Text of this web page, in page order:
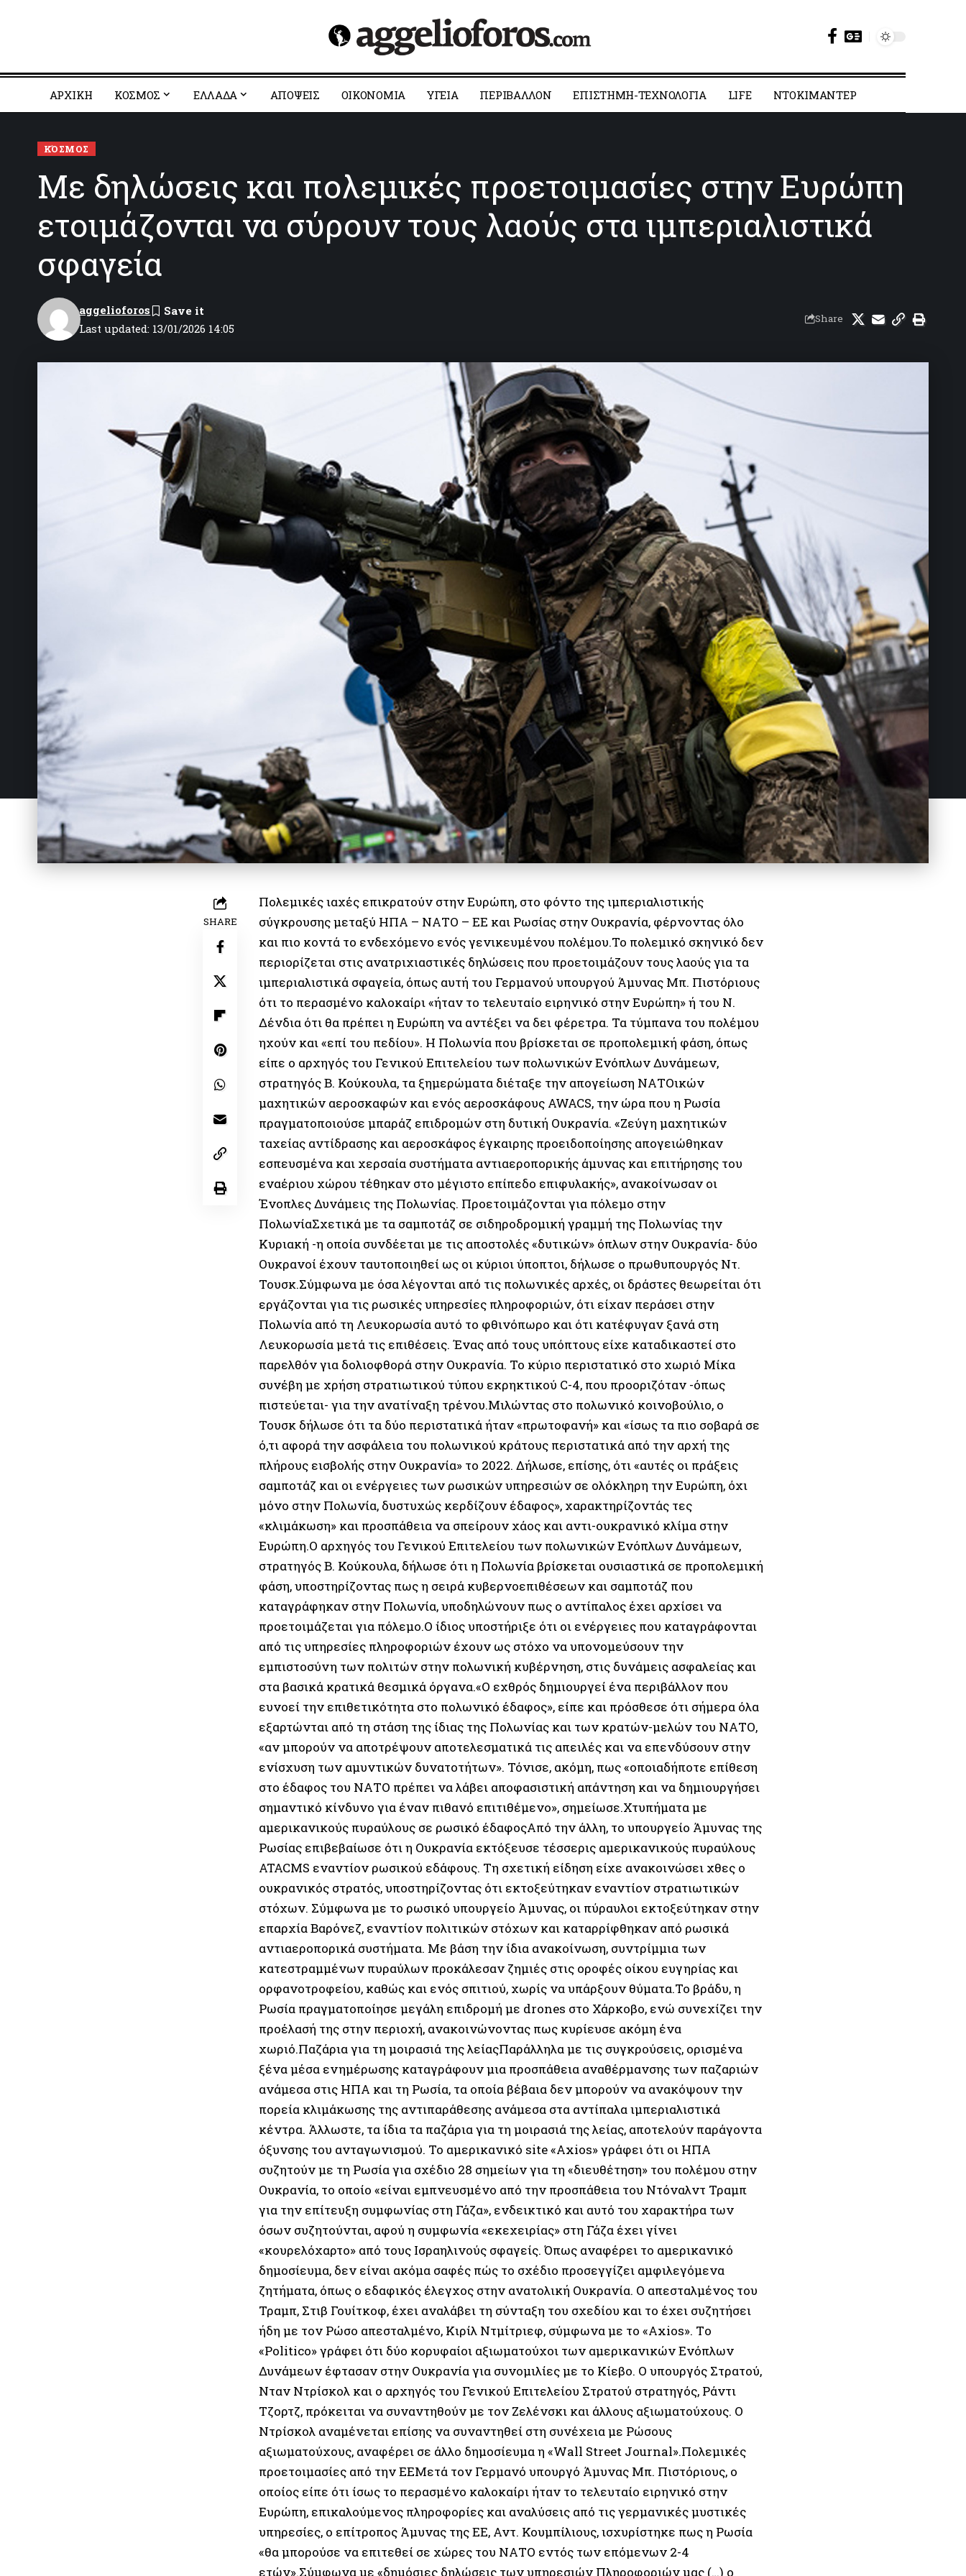
ΑΡΧΙΚΗ ΚΟΣΜΟΣ EΛΛΑΔΑ ΑΠΟΨΕΙΣ ΟΙΚΟΝΟΜΙΑ YΓΕΙΑ ΠΕΡΙΒΑΛΛΟΝ ΕΠΙΣΤΗΜΗ-ΤΕΧΝΟΛΟΓΙΑ LIFE ΝΤΟΚΙΜΑΝΤΕΡ
ΚΌΣΜΟΣ
Με δηλώσεις και πολεμικές προετοιμασίες στην Ευρώπη
ετοιμάζονται να σύρουν τους λαούς στα ιμπεριαλιστικά
σφαγεία
Last updated: 13/01/2026 14:05
aggelioforos
Share
SHARE
Πολεμικές ιαχές επικρατούν στην Ευρώπη, στο φόντο της ιμπεριαλιστικής
σύγκρουσης μεταξύ ΗΠΑ – ΝΑΤΟ – ΕΕ και Ρωσίας στην Ουκρανία, φέρνοντας όλο
και πιο κοντά το ενδεχόμενο ενός γενικευμένου πολέμου.Το πολεμικό σκηνικό δεν
περιορίζεται στις ανατριχιαστικές δηλώσεις που προετοιμάζουν τους λαούς για τα
ιμπεριαλιστικά σφαγεία, όπως αυτή του Γερμανού υπουργού Άμυνας Μπ. Πιστόριους
ότι το περασμένο καλοκαίρι «ήταν το τελευταίο ειρηνικό στην Ευρώπη» ή του Ν.
Δένδια ότι θα πρέπει η Ευρώπη να αντέξει να δει φέρετρα. Τα τύμπανα του πολέμου
ηχούν και «επί του πεδίου». Η Πολωνία που βρίσκεται σε προπολεμική φάση, όπως
είπε ο αρχηγός του Γενικού Επιτελείου των πολωνικών Ενόπλων Δυνάμεων,
στρατηγός Β. Κούκουλα, τα ξημερώματα διέταξε την απογείωση ΝΑΤΟικών
μαχητικών αεροσκαφών και ενός αεροσκάφους AWACS, την ώρα που η Ρωσία
πραγματοποιούσε μπαράζ επιδρομών στη δυτική Ουκρανία. «Ζεύγη μαχητικών
ταχείας αντίδρασης και αεροσκάφος έγκαιρης προειδοποίησης απογειώθηκαν
εσπευσμένα και χερσαία συστήματα αντιαεροπορικής άμυνας και επιτήρησης του
εναέριου χώρου τέθηκαν στο μέγιστο επίπεδο επιφυλακής», ανακοίνωσαν οι
Ένοπλες Δυνάμεις της Πολωνίας. Προετοιμάζονται για πόλεμο στην
ΠολωνίαΣχετικά με τα σαμποτάζ σε σιδηροδρομική γραμμή της Πολωνίας την
Κυριακή -η οποία συνδέεται με τις αποστολές «δυτικών» όπλων στην Ουκρανία- δύο
Ουκρανοί έχουν ταυτοποιηθεί ως οι κύριοι ύποπτοι, δήλωσε ο πρωθυπουργός Ντ.
Τουσκ.Σύμφωνα με όσα λέγονται από τις πολωνικές αρχές, οι δράστες θεωρείται ότι
εργάζονται για τις ρωσικές υπηρεσίες πληροφοριών, ότι είχαν περάσει στην
Πολωνία από τη Λευκορωσία αυτό το φθινόπωρο και ότι κατέφυγαν ξανά στη
Λευκορωσία μετά τις επιθέσεις. Ένας από τους υπόπτους είχε καταδικαστεί στο
παρελθόν για δολιοφθορά στην Ουκρανία. Το κύριο περιστατικό στο χωριό Μίκα
συνέβη με χρήση στρατιωτικού τύπου εκρηκτικού C-4, που προοριζόταν -όπως
πιστεύεται- για την ανατίναξη τρένου.Μιλώντας στο πολωνικό κοινοβούλιο, ο
Τουσκ δήλωσε ότι τα δύο περιστατικά ήταν «πρωτοφανή» και «ίσως τα πιο σοβαρά σε
ό,τι αφορά την ασφάλεια του πολωνικού κράτους περιστατικά από την αρχή της
πλήρους εισβολής στην Ουκρανία» το 2022. Δήλωσε, επίσης, ότι «αυτές οι πράξεις
σαμποτάζ και οι ενέργειες των ρωσικών υπηρεσιών σε ολόκληρη την Ευρώπη, όχι
μόνο στην Πολωνία, δυστυχώς κερδίζουν έδαφος», χαρακτηρίζοντάς τες
«κλιμάκωση» και προσπάθεια να σπείρουν χάος και αντι-ουκρανικό κλίμα στην
Ευρώπη.Ο αρχηγός του Γενικού Επιτελείου των πολωνικών Ενόπλων Δυνάμεων,
στρατηγός Β. Κούκουλα, δήλωσε ότι η Πολωνία βρίσκεται ουσιαστικά σε προπολεμική
φάση, υποστηρίζοντας πως η σειρά κυβερνοεπιθέσεων και σαμποτάζ που
καταγράφηκαν στην Πολωνία, υποδηλώνουν πως ο αντίπαλος έχει αρχίσει να
προετοιμάζεται για πόλεμο.Ο ίδιος υποστήριξε ότι οι ενέργειες που καταγράφονται
από τις υπηρεσίες πληροφοριών έχουν ως στόχο να υπονομεύσουν την
εμπιστοσύνη των πολιτών στην πολωνική κυβέρνηση, στις δυνάμεις ασφαλείας και
στα βασικά κρατικά θεσμικά όργανα.«Ο εχθρός δημιουργεί ένα περιβάλλον που
ευνοεί την επιθετικότητα στο πολωνικό έδαφος», είπε και πρόσθεσε ότι σήμερα όλα
εξαρτώνται από τη στάση της ίδιας της Πολωνίας και των κρατών-μελών του ΝΑΤΟ,
«αν μπορούν να αποτρέψουν αποτελεσματικά τις απειλές και να επενδύσουν στην
ενίσχυση των αμυντικών δυνατοτήτων». Τόνισε, ακόμη, πως «οποιαδήποτε επίθεση
στο έδαφος του ΝΑΤΟ πρέπει να λάβει αποφασιστική απάντηση και να δημιουργήσει
σημαντικό κίνδυνο για έναν πιθανό επιτιθέμενο», σημείωσε.Χτυπήματα με
αμερικανικούς πυραύλους σε ρωσικό έδαφοςΑπό την άλλη, το υπουργείο Άμυνας της
Ρωσίας επιβεβαίωσε ότι η Ουκρανία εκτόξευσε τέσσερις αμερικανικούς πυραύλους
ATACMS εναντίον ρωσικού εδάφους. Τη σχετική είδηση είχε ανακοινώσει χθες ο
ουκρανικός στρατός, υποστηρίζοντας ότι εκτοξεύτηκαν εναντίον στρατιωτικών
στόχων. Σύμφωνα με το ρωσικό υπουργείο Άμυνας, οι πύραυλοι εκτοξεύτηκαν στην
επαρχία Βαρόνεζ, εναντίον πολιτικών στόχων και καταρρίφθηκαν από ρωσικά
αντιαεροπορικά συστήματα. Με βάση την ίδια ανακοίνωση, συντρίμμια των
κατεστραμμένων πυραύλων προκάλεσαν ζημιές στις οροφές οίκου ευγηρίας και
ορφανοτροφείου, καθώς και ενός σπιτιού, χωρίς να υπάρξουν θύματα.Το βράδυ, η
Ρωσία πραγματοποίησε μεγάλη επιδρομή με drones στο Χάρκοβο, ενώ συνεχίζει την
προέλασή της στην περιοχή, ανακοινώνοντας πως κυρίευσε ακόμη ένα
χωριό.Παζάρια για τη μοιρασιά της λείαςΠαράλληλα με τις συγκρούσεις, ορισμένα
ξένα μέσα ενημέρωσης καταγράφουν μια προσπάθεια αναθέρμανσης των παζαριών
ανάμεσα στις ΗΠΑ και τη Ρωσία, τα οποία βέβαια δεν μπορούν να ανακόψουν την
πορεία κλιμάκωσης της αντιπαράθεσης ανάμεσα στα αντίπαλα ιμπεριαλιστικά
κέντρα. Άλλωστε, τα ίδια τα παζάρια για τη μοιρασιά της λείας, αποτελούν παράγοντα
όξυνσης του ανταγωνισμού. Το αμερικανικό site «Axios» γράφει ότι οι ΗΠΑ
συζητούν με τη Ρωσία για σχέδιο 28 σημείων για τη «διευθέτηση» του πολέμου στην
Ουκρανία, το οποίο «είναι εμπνευσμένο από την προσπάθεια του Ντόναλντ Τραμπ
για την επίτευξη συμφωνίας στη Γάζα», ενδεικτικό και αυτό του χαρακτήρα των
όσων συζητούνται, αφού η συμφωνία «εκεχειρίας» στη Γάζα έχει γίνει
«κουρελόχαρτο» από τους Ισραηλινούς σφαγείς. Όπως αναφέρει το αμερικανικό
δημοσίευμα, δεν είναι ακόμα σαφές πώς το σχέδιο προσεγγίζει αμφιλεγόμενα
ζητήματα, όπως ο εδαφικός έλεγχος στην ανατολική Ουκρανία. Ο απεσταλμένος του
Τραμπ, Στιβ Γουίτκοφ, έχει αναλάβει τη σύνταξη του σχεδίου και το έχει συζητήσει
ήδη με τον Ρώσο απεσταλμένο, Κιρίλ Ντμίτριεφ, σύμφωνα με το «Axios». Tο
«Politico» γράφει ότι δύο κορυφαίοι αξιωματούχοι των αμερικανικών Ενόπλων
Δυνάμεων έφτασαν στην Ουκρανία για συνομιλίες με το Κίεβο. Ο υπουργός Στρατού,
Νταν Ντρίσκολ και ο αρχηγός του Γενικού Επιτελείου Στρατού στρατηγός, Ράντι
Τζορτζ, πρόκειται να συναντηθούν με τον Ζελένσκι και άλλους αξιωματούχους. Ο
Ντρίσκολ αναμένεται επίσης να συναντηθεί στη συνέχεια με Ρώσους
αξιωματούχους, αναφέρει σε άλλο δημοσίευμα η «Wall Street Journal».Πολεμικές
προετοιμασίες από την ΕΕΜετά τον Γερμανό υπουργό Άμυνας Μπ. Πιστόριους, ο
οποίος είπε ότι ίσως το περασμένο καλοκαίρι ήταν το τελευταίο ειρηνικό στην
Ευρώπη, επικαλούμενος πληροφορίες και αναλύσεις από τις γερμανικές μυστικές
υπηρεσίες, ο επίτροπος Άμυνας της ΕΕ, Αντ. Κουμπίλιους, ισχυρίστηκε πως η Ρωσία
«θα μπορούσε να επιτεθεί σε χώρες του ΝΑΤΟ εντός των επόμενων 2-4
ετών».Σύμφωνα με «δημόσιες δηλώσεις των υπηρεσιών Πληροφοριών μας (…) ο